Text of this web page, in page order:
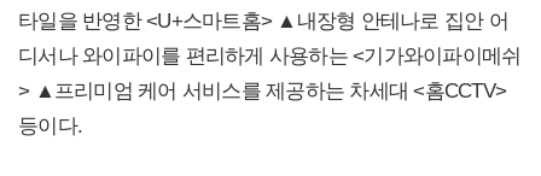
타일을 반영한 <U+스마트홈> ▲내장형 안테나로 집안 어
디서나 와이파이를 편리하게 사용하는 <기가와이파이메쉬
> ▲프리미엄 케어 서비스를 제공하는 차세대 <홈CCTV>
등이다.